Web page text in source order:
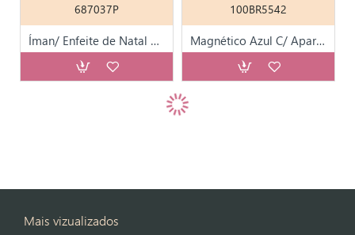
687037P
Íman/ Enfeite de Natal Personalizado C/ Parentesco
100BR5542
Magnético Azul C/ Aparição de Fátima+Azulejo KN6049
Mais vizualizados